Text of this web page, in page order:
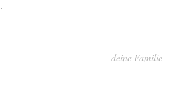
deine Familie